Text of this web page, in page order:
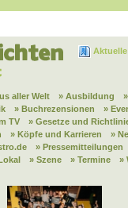
aller Welt » Ausbildung
» Buchrezensionen
»
TV
» Gesetze und
» Köpfe und Karrieren
»
» Pressemitteilungen
» Szene » Termine »